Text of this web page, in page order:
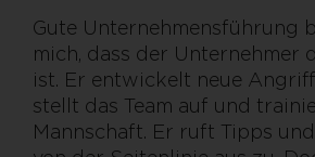
Gute Unternehmensführung
mich, dass der Unternehmer
ist. Er entwickelt neue
stellt das Team auf und
Mannschaft. Er ruft Tipps